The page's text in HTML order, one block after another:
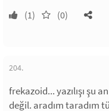
(1) (0)
204.
frekazoid... yazılışı şu
değil. aradım taradım